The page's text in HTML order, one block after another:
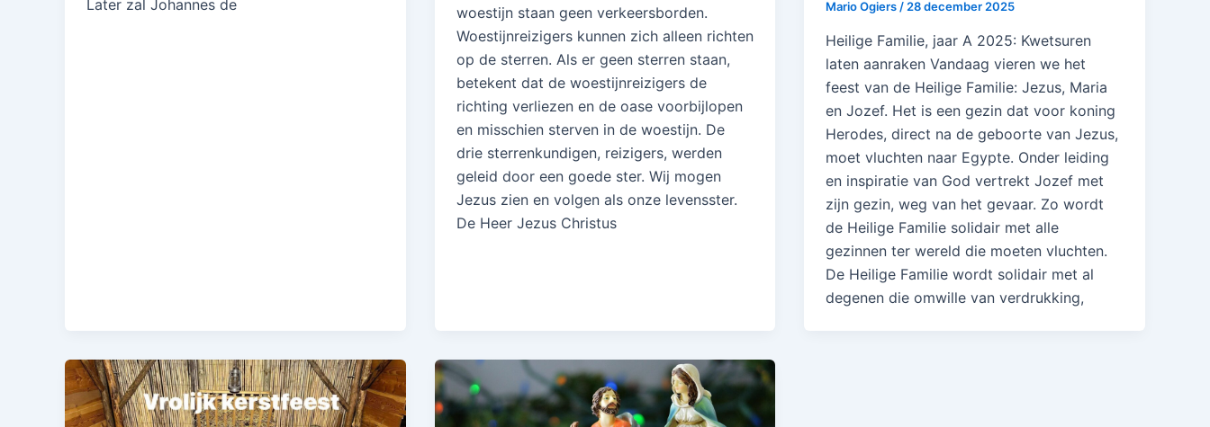
Later zal Johannes de
woestijn staan geen verkeersborden.
Woestijnreizigers kunnen zich alleen richten
op de sterren. Als er geen sterren staan,
betekent dat de woestijnreizigers de
richting verliezen en de oase voorbijlopen
en misschien sterven in de woestijn. De
drie sterrenkundigen, reizigers, werden
geleid door een goede ster. Wij mogen
Jezus zien en volgen als onze levensster.
De Heer Jezus Christus
Mario Ogiers / 28 december 2025
Heilige Familie, jaar A 2025: Kwetsuren
laten aanraken Vandaag vieren we het
feest van de Heilige Familie: Jezus, Maria
en Jozef. Het is een gezin dat voor koning
Herodes, direct na de geboorte van Jezus,
moet vluchten naar Egypte. Onder leiding
en inspiratie van God vertrekt Jozef met
zijn gezin, weg van het gevaar. Zo wordt
de Heilige Familie solidair met alle
gezinnen ter wereld die moeten vluchten.
De Heilige Familie wordt solidair met al
degenen die omwille van verdrukking,